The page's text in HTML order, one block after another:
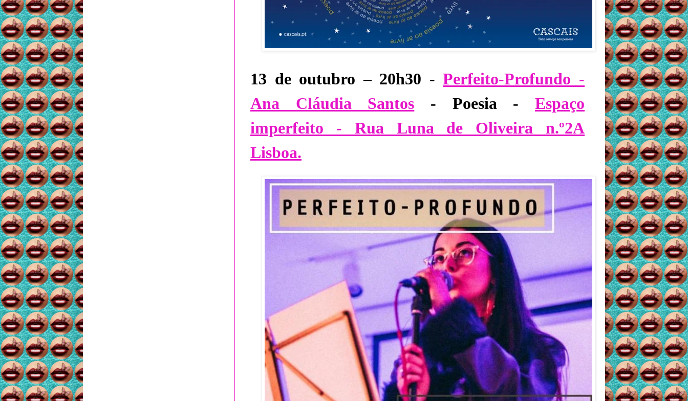
13 de outubro – 20h30 -Perfeito-Profundo -
Ana Cláudia Santos - Poesia -Espaço
imperfeito - Rua Luna de Oliveira n.º2A
Lisboa.